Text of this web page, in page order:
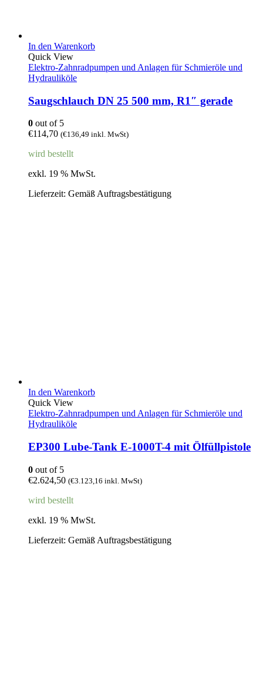
In den Warenkorb
Quick View
Elektro-Zahnradpumpen und Anlagen für Schmieröle und
Hydrauliköle
Saugschlauch DN 25 500 mm, R1″ gerade
0 out of 5
€114,70 (€136,49 inkl. MwSt)
wird bestellt
exkl. 19 % MwSt.
Lieferzeit: Gemäß Auftragsbestätigung
In den Warenkorb
Quick View
Elektro-Zahnradpumpen und Anlagen für Schmieröle und
Hydrauliköle
EP300 Lube-Tank E-1000T-4 mit Ölfüllpistole
0 out of 5
€2.624,50 (€3.123,16 inkl. MwSt)
wird bestellt
exkl. 19 % MwSt.
Lieferzeit: Gemäß Auftragsbestätigung